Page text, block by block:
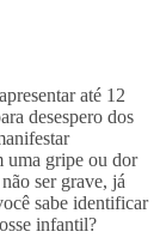
até 12
desespero dos
uma gripe ou dor
ser grave, já
sabe identificar
infantil?